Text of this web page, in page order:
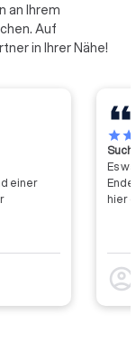
an Ihrem
Auf
in Ihrer Nähe!
einer
starstar
Es
hier
account_circle